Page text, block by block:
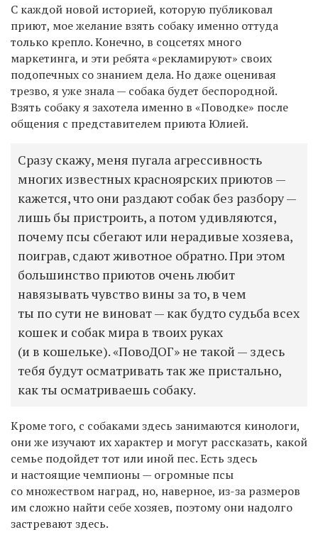
С каждой новой историей, которую публиковал
приют, мое желание взять собаку именно оттуда
только крепло. Конечно, в соцсетях много
маркетинга, и эти ребята «рекламируют» своих
подопечных со знанием дела. Но даже оценивая
трезво, я уже знала — собака будет беспородной.
Взять собаку я захотела именно в «Поводке» после
общения с представителем приюта Юлией.
Сразу скажу, меня пугала агрессивность
многих известных красноярских приютов —
кажется, что они раздают собак без разбору —
лишь бы пристроить, а потом удивляются,
почему псы сбегают или нерадивые хозяева,
поиграв, сдают животное обратно. При этом
большинство приютов очень любит
навязывать чувство вины за то, в чем
ты по сути не виноват — как будто судьба всех
кошек и собак мира в твоих руках
(и в кошельке). «ПовоДОГ» не такой — здесь
тебя будут осматривать так же пристально,
как ты осматриваешь собаку.
Кроме того, с собаками здесь занимаются кинологи,
они же изучают их характер и могут рассказать, какой
семье подойдет тот или иной пес. Есть здесь
и настоящие чемпионы — огромные псы
со множеством наград, но, наверное, из-за размеров
им сложно найти себе хозяев, поэтому они надолго
застревают здесь.